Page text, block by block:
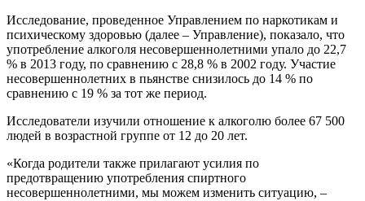
Исследование, проведенное Управлением по наркотикам и
психическому здоровью (далее – Управление), показало, что
употребление алкоголя несовершеннолетними упало до 22,7
% в 2013 году, по сравнению с 28,8 % в 2002 году. Участие
несовершеннолетних в пьянстве снизилось до 14 % по
сравнению с 19 % за тот же период.
Исследователи изучили отношение к алкоголю более 67 500
людей в возрастной группе от 12 до 20 лет.
«Когда родители также прилагают усилия по
предотвращению употребления спиртного
несовершеннолетними, мы можем изменить ситуацию, –